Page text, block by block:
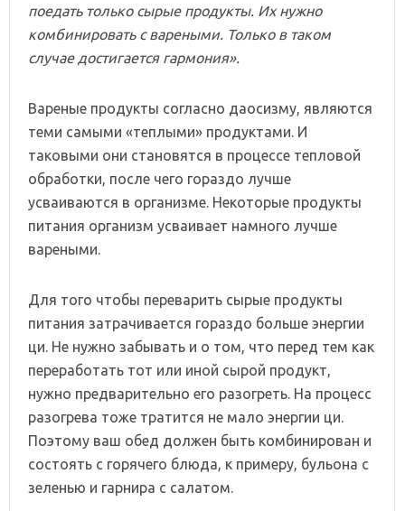
поедать только сырые продукты. Их нужно
комбинировать с вареными. Только в таком
случае достигается гармония».
Вареные продукты согласно даосизму, являются
теми самыми «теплыми» продуктами. И
таковыми они становятся в процессе тепловой
обработки, после чего гораздо лучше
усваиваются в организме. Некоторые продукты
питания организм усваивает намного лучше
вареными.
Для того чтобы переварить сырые продукты
питания затрачивается гораздо больше энергии
ци. Не нужно забывать и о том, что перед тем как
переработать тот или иной сырой продукт,
нужно предварительно его разогреть. На процесс
разогрева тоже тратится не мало энергии ци.
Поэтому ваш обед должен быть комбинирован и
состоять с горячего блюда, к примеру, бульона с
зеленью и гарнира с салатом.